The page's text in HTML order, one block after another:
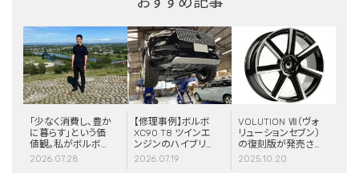
「少なく消費し、豊か
に暮らす」という価
値観。私がボルボと
スウェーデンに惹か
2026.07.28
【修理事例】ボルボ
XC90 T8 ツインエ
ンジンのハイブリッ
ドシステム故障・
2026.07.19
VOLUTION Ⅶ（ヴォ
リューションセブン）
の復刻版が発売さ
れました！
2025.10.20